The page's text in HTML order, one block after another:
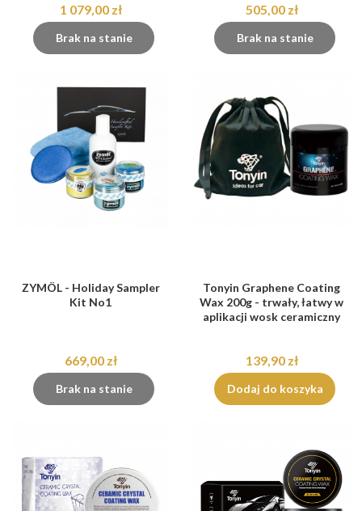
1 079,00 zł
Brak na stanie
505,00 zł
Brak na stanie
ZYMÖL - Holiday Sampler
Kit No1
669,00 zł
Brak na stanie
Tonyin Graphene Coating
Wax 200g - trwały, łatwy w
aplikacji wosk ceramiczny
139,90 zł
Dodaj do koszyka